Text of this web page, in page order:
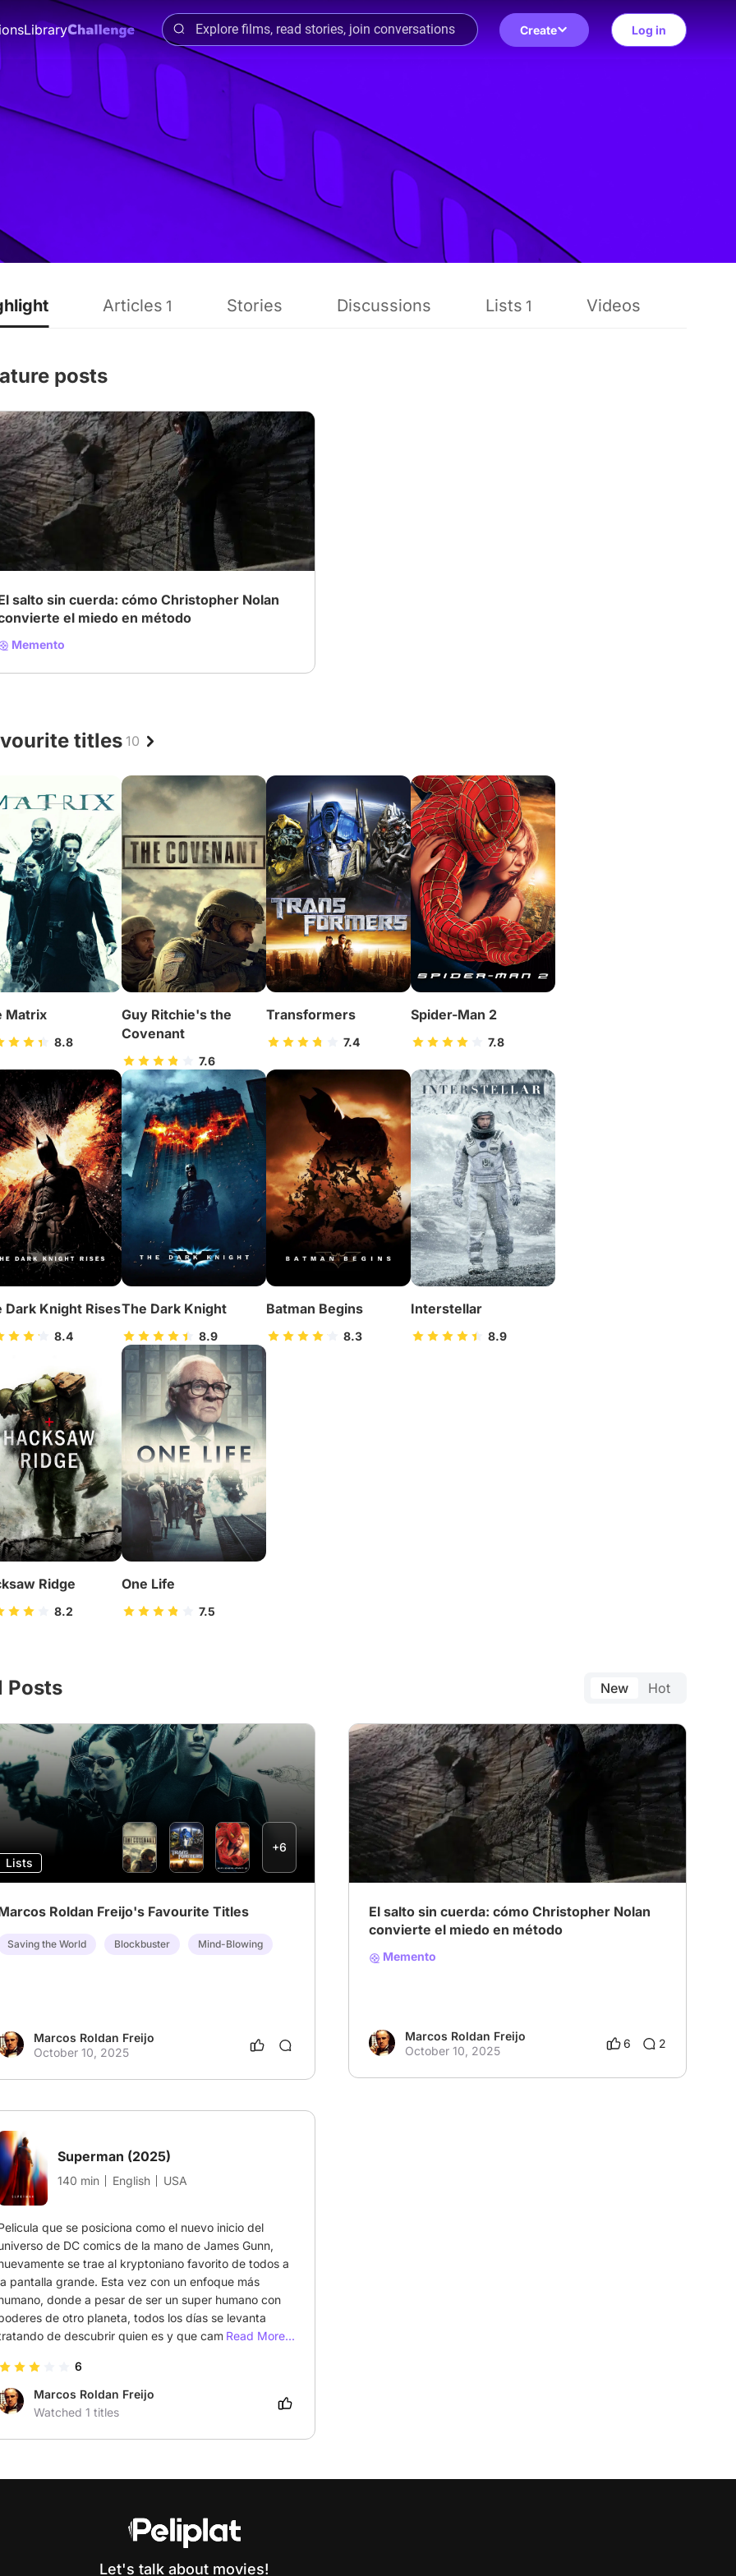
Library Create Log in
Articles 1 Stories Discussions Lists 1 Videos
posts
salto sin cuerda: cómo Christopher Nolan
el miedo en método
Memento
titles 10
Matrix
8.8
Guy Ritchie's the
Covenant
7.6
Transformers
7.4
Spider-Man 2
7.8
Dark Knight Rises
8.4
The Dark Knight
8.9
Batman Begins
8.3
Interstellar
8.9
Ridge
8.2
One Life
7.5
Posts New Hot
Lists
+6
Roldan Freijo's Favourite Titles
Saving the World Blockbuster Mind-Blowing
Marcos Roldan Freijo
October 10, 2025
El salto sin cuerda: cómo Christopher Nolan
convierte el miedo en método
Memento
Marcos Roldan Freijo
October 10, 2025
6 2
Superman (2025)
140 min English USA
que se posiciona como el nuevo inicio del
de DC comics de la mano de James Gunn,
se trae al kryptoniano favorito de todos a
pantalla grande. Esta vez con un enfoque más
donde a pesar de ser un super humano con
de otro planeta, todos los días se levanta
de descubrir quien es y que cambios podra
en si no es del todo perfecta, pero a diferencia
ultimo superman interpretado por el actor Henry
donde Superman era tomado como un ser divino,
recomendable y un buen acierto para DC
Read More...
6
Marcos Roldan Freijo
Watched 1 titles
Let's talk about movies!